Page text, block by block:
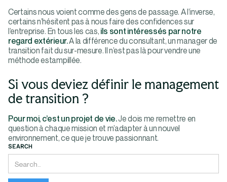
Certains nous voient comme des gens de passage. A l’inverse,
certains n’hésitent pas à nous faire des confidences sur
l’entreprise. En tous les cas, ils sont intéressés par notre
regard extérieur.A la différence du consultant, un manager de
transition fait du sur-mesure. Il n’est pas là pour vendre une
méthode estampillée.
Si vous deviez définir le management
de transition ?
Pour moi, c’est un projet de vie.Je dois me remettre en
question à chaque mission et m’adapter à un nouvel
environnement, ce que je trouve passionnant.
SEARCH